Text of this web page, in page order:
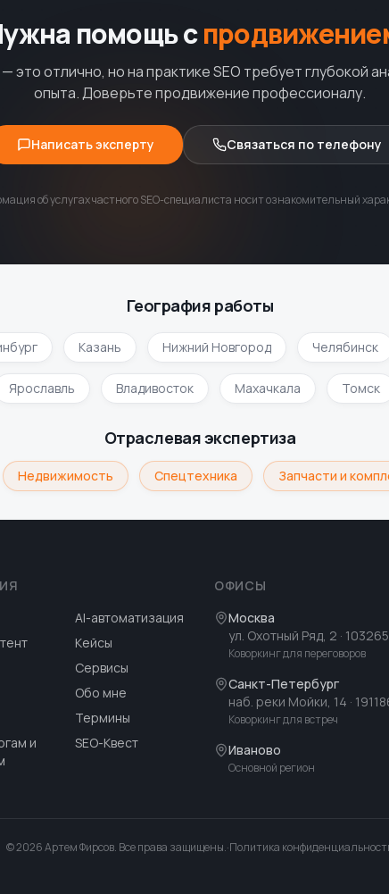
помощь с
это отлично, но на практике SEO требует глубокой
опыта. Доверьте продвижение профессионалу.
Написать эксперту Связаться по телефону
об услугах частного SEO-специалиста носит ознакомительный
География работы
Казань Нижний Новгород Челябинск
Ярославль Владивосток Махачкала Томск
Отраслевая экспертиза
Недвижимость Спецтехника Запчасти и
AI-автоматизация
Кейсы
Сервисы
Обо мне
Термины
и
SEO-Квест
ОФИСЫ
Москва
ул. Охотный Ряд, 2 · 103265
Коворкинг для переговоров
Санкт-Петербург
наб. реки Мойки, 14 ·
Коворкинг для встреч
Иваново
Основной регион
©2026Артем Фирсов. Все права защищены.·Политика